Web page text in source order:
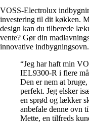
VOSS-Electrolux
investering til dit køkken.
design kan du tilberede
vente? Gør din
innovative indbygningsovn.
“Jeg har haft min
IEL9300-R i flere
Den er nem at
perfekt. Jeg elsker
en sprød og lækker
anbefale denne ovn
Mette, en tilfreds